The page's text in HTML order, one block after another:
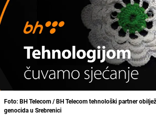
Foto: BH Telecom / BH Telecom tehnološki partner
genocida u Srebrenici